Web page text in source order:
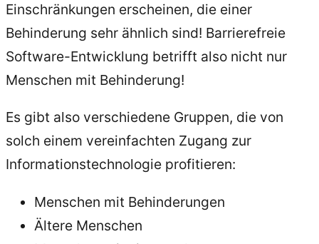
Einschränkungen erscheinen, die einer
Behinderung sehr ähnlich sind! Barrierefreie
Software-Entwicklung betrifft also nicht nur
Menschen mit Behinderung!
Es gibt also verschiedene Gruppen, die von
solch einem vereinfachten Zugang zur
Informationstechnologie profitieren:
Menschen mit Behinderungen
Ältere Menschen